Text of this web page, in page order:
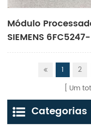
Módulo
SIEMENS 6FC5247-
0AF08-4AA0
1 2
Um
Categorias